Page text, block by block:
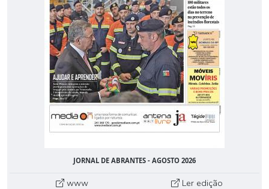
JORNAL DE ABRANTES - AGOSTO 2026
www Ler edição